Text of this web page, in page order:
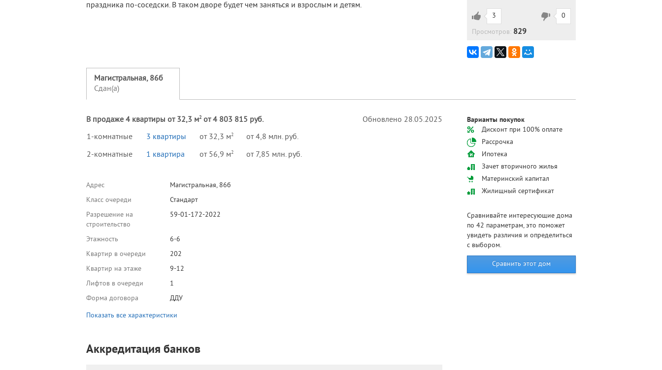
праздника по-соседски. В таком дворе будет чем заняться и взрослым и детям.
3
0
Просмотров: 829
Магистральная, 86б
Сдан(а)
В продаже 4 квартиры от 32,3 м2 от 4 803 815 руб.
Обновлено 28.05.2025
1-комнатные
3 квартиры от 32,3 м2
от 4,8 млн. руб.
2-комнатные
1 квартира от 56,9 м2 от 7,85 млн. руб.
Адрес
Магистральная, 86б
Класс очереди
Стандарт
Разрешение на
строительство
59-01-172-2022
Этажность
6-6
Квартир в очереди
202
Квартир на этаже
9-12
Лифтов в очереди
1
Форма договора
ДДУ
Показать все характеристики
Аккредитация банков
Варианты покупок
Дисконт при 100% оплате
Рассрочка
Ипотека
Зачет вторичного жилья
Материнский капитал
Жилищный сертификат
Сравнивайте интересующие дома
по 42 параметрам, это поможет
увидеть различия и определиться
с выбором.
Сравнить этот дом